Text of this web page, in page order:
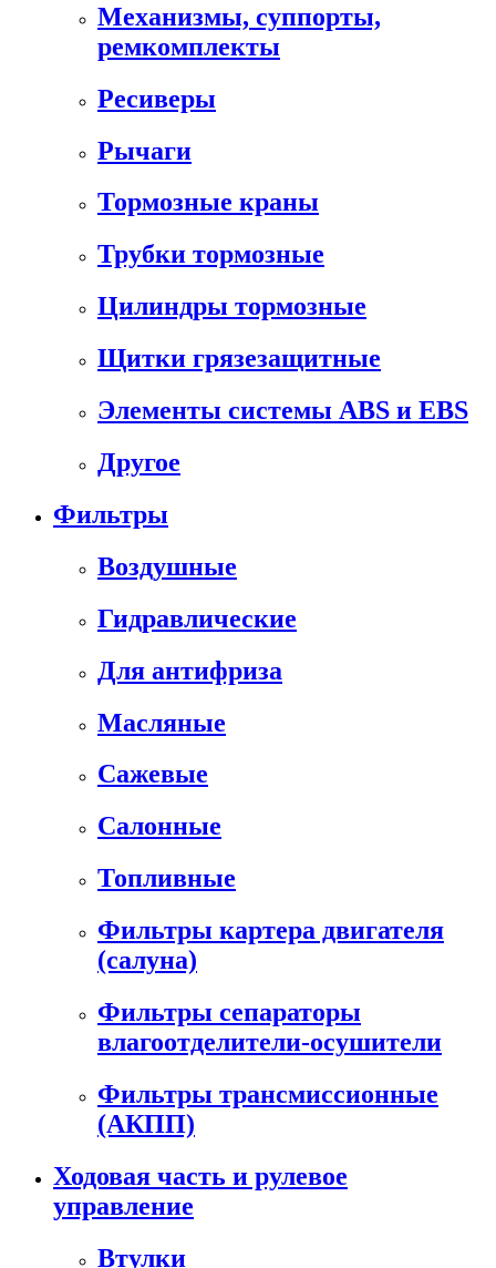
Механизмы, суппорты,
ремкомплекты
Ресиверы
Рычаги
Тормозные краны
Трубки тормозные
Цилиндры тормозные
Щитки грязезащитные
Элементы системы ABS и EBS
Другое
Фильтры
Воздушные
Гидравлические
Для антифриза
Масляные
Сажевые
Салонные
Топливные
Фильтры картера двигателя
(салуна)
Фильтры сепараторы
влагоотделители-осушители
Фильтры трансмиссионные
(АКПП)
Ходовая часть и рулевое
управление
Втулки